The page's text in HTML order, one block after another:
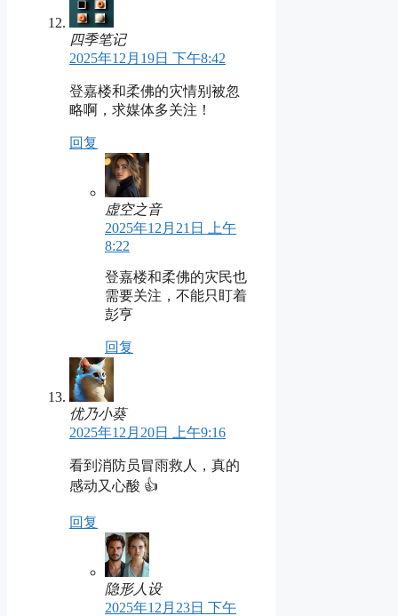
四季笔记
2025年12月19日 下午8:42
登嘉楼和柔佛的灾情别被忽
略啊，求媒体多关注！
回复
虚空之音
2025年12月21日 上午
8:22
登嘉楼和柔佛的灾民也
需要关注，不能只盯着
彭亨
回复
优乃小葵
2025年12月20日 上午9:16
看到消防员冒雨救人，真的
感动又心酸 👍
回复
隐形人设
2025年12月23日 下午